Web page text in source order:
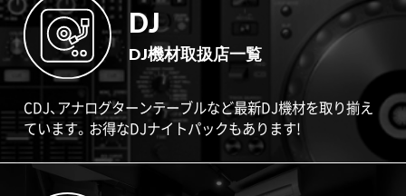
DJ
DJ機材取扱店一覧
CDJ、アナログターンテーブルなど最新DJ機材を取り揃え
ています。お得なDJナイトパックもあります!